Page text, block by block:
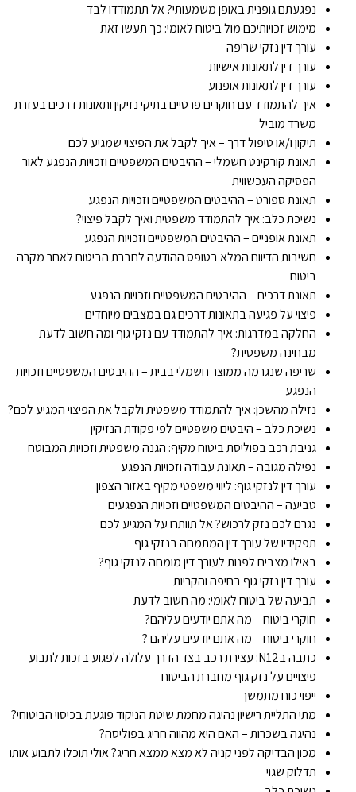
נפגעתם גופנית באופן משמעותי? אל תתמודדו לבד
מימוש זכויותיכם מול ביטוח לאומי: כך תעשו זאת
עורך דין נזקי שריפה
עורך דין לתאונות אישיות
עורך דין לתאונות אופנוע
איך להתמודד עם חוקרים פרטיים בתיקי נזיקין ותאונות דרכים בעזרת
משרד מוביל
תיקון ו/או טיפול דרך – איך לקבל את הפיצוי שמגיע לכם
תאונת קורקינט חשמלי – ההיבטים המשפטיים וזכויות הנפגע לאור
הפסיקה העכשווית
תאונת ספורט – ההיבטים המשפטיים וזכויות הנפגע
נשיכת כלב: איך להתמודד משפטית ואיך לקבל פיצוי?
תאונת אופניים – ההיבטים המשפטיים וזכויות הנפגע
חשיבות הדיווח המלא בטופס ההודעה לחברת הביטוח לאחר מקרה
ביטוח
תאונת דרכים – ההיבטים המשפטיים וזכויות הנפגע
פיצוי על פגיעה בתאונות דרכים גם במצבים מיוחדים
החלקה במדרגות: איך להתמודד עם נזקי גוף ומה חשוב לדעת
מבחינה משפטית?
שריפה שנגרמה ממוצר חשמלי בבית – ההיבטים המשפטיים וזכויות
הנפגע
נזילה מהשכן: איך להתמודד משפטית ולקבל את הפיצוי המגיע לכם?
נשיכת כלב – היבטים משפטיים לפי פקודת הנזיקין
גניבת רכב בפוליסת ביטוח מקיף: הגנה משפטית וזכויות המבוטח
נפילה מגובה – תאונת עבודה וזכויות הנפגע
עורך דין לנזקי גוף: ליווי משפטי מקיף באזור הצפון
טביעה – ההיבטים המשפטיים וזכויות הנפגעים
נגרם לכם נזק לרכוש? אל תוותרו על המגיע לכם
תפקידיו של עורך דין המתמחה בנזקי גוף
באילו מצבים לפנות לעורך דין מומחה לנזקי גוף?
עורך דין נזקי גוף בחיפה והקריות
תביעה של ביטוח לאומי: מה חשוב לדעת
חוקרי ביטוח – מה אתם יודעים עליהם?
חוקרי ביטוח – מה אתם יודעים עליהם ?
כתבה בN12: עצירת רכב בצד הדרך עלולה לפגוע בזכות לתבוע
פיצויים על נזק גוף מחברת הביטוח
ייפוי כוח מתמשך
מתי התליית רישיון נהיגה מחמת שיטת הניקוד פוגעת בכיסוי הביטוחי?
נהיגה בשכרות – האם היא מהווה חריג בפוליסה?
מכון הבדיקה לפני קניה לא מצא ממצא חריג? אולי תוכלו לתבוע אותו
תדלוק שגוי